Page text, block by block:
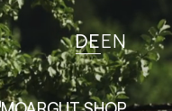
DEEN